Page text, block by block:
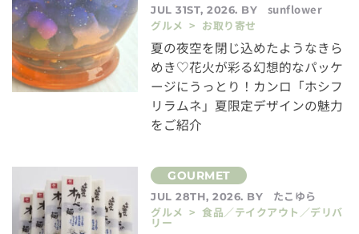
JUL 31ST, 2026. BY
sunflower
グルメ > お取り寄せ
夏の夜空を閉じ込めたようなきら
めき♡花火が彩る幻想的なパッケ
ージにうっとり！カンロ「ホシフ
リラムネ」夏限定デザインの魅力
をご紹介
JUL 28TH, 2026. BY
たこゆら
グルメ > 食品／テイクアウト／デリバ
リー